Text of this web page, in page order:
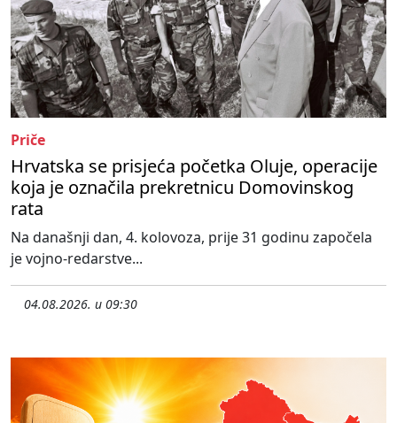
Priče
Hrvatska se prisjeća početka Oluje, operacije
koja je označila prekretnicu Domovinskog
rata
Na današnji dan, 4. kolovoza, prije 31 godinu započela
je vojno-redarstve...
04.08.2026. u 09:30